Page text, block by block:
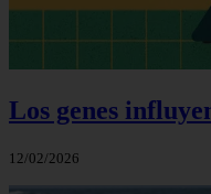
Los genes
12/02/2026